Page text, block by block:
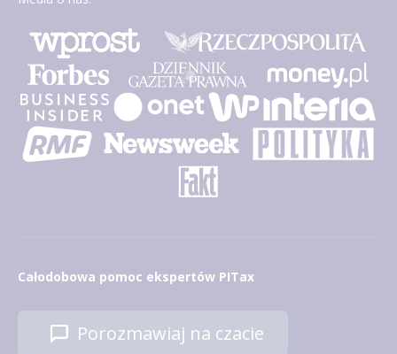
Całodobowa pomoc ekspertów PITax
Porozmawiaj na czacie